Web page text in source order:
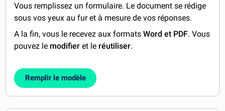
Vous remplissez un formulaire. Le document se rédige
sous vos yeux au fur et à mesure de vos réponses.
A la fin, vous le recevez aux formatsWord et PDF. Vous
pouvez le modifier et le réutiliser.
Remplir le modèle